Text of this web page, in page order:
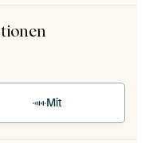
ansehen
Mit